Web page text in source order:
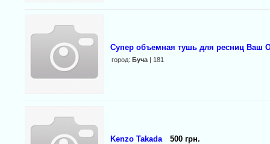
Супер объемная тушь для ресниц Ваш
город: Буча| 181
Kenzo Takada 500 грн.